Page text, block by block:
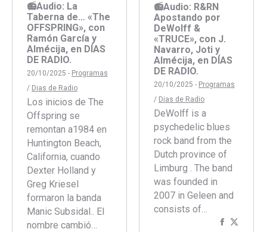
📻Audio: La
Taberna de… «The
OFFSPRING», con
Ramón García y
Almécija, en DÍAS
DE RADIO.
20/10/2025 - Programas
/ Dias de Radio
Los inicios de The
Offspring se
remontan a1984 en
Huntington Beach,
California, cuando
Dexter Holland y
Greg Kriesel
formaron la banda
Manic Subsidal.. El
nombre cambió…
📻Audio: R&RN
Apostando por
DeWolff &
«TRUCE», con J.
Navarro, Joti y
Almécija, en DÍAS
DE RADIO.
20/10/2025 - Programas
/ Dias de Radio
DeWolff is a
psychedelic blues
rock band from the
Dutch province of
Limburg . The band
was founded in
2007 in Geleen and
consists of…
Compartir